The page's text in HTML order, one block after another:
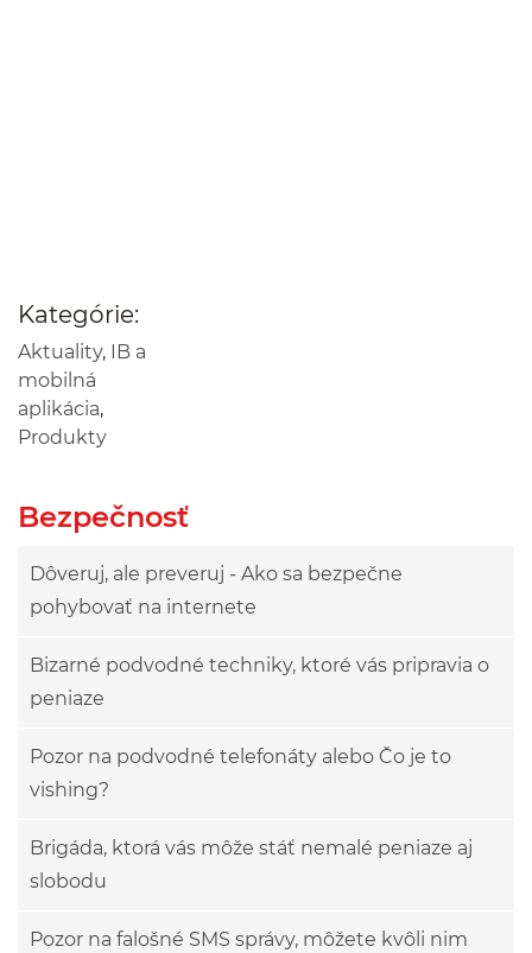
Kategórie:
Aktuality, IB a
mobilná
aplikácia,
Produkty
Bezpečnosť
Dôveruj, ale preveruj - Ako sa bezpečne
pohybovať na internete
Bizarné podvodné techniky, ktoré vás pripravia o
peniaze
Pozor na podvodné telefonáty alebo Čo je to
vishing?
Brigáda, ktorá vás môže stáť nemalé peniaze aj
slobodu
Pozor na falošné SMS správy, môžete kvôli nim